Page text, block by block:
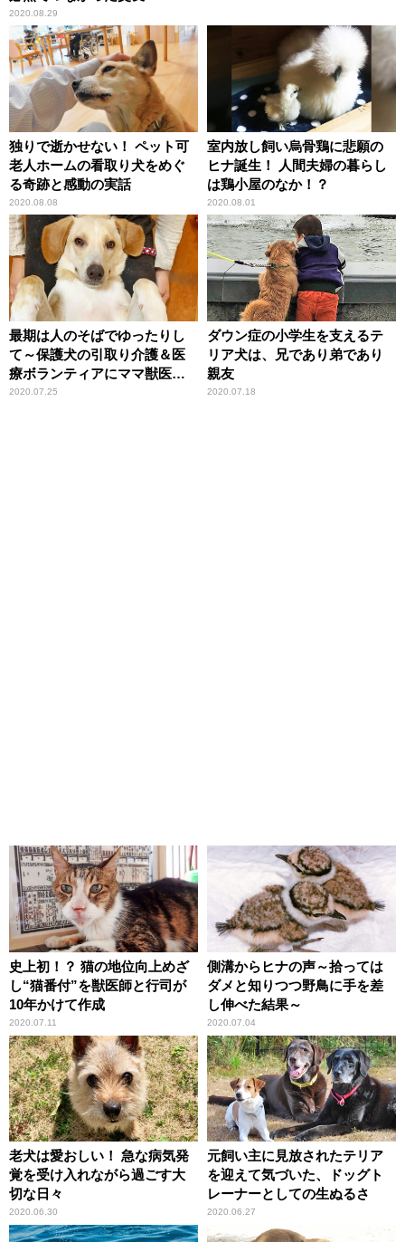
2020.08.29
独りで逝かせない！ ペット可
老人ホームの看取り犬をめぐ
る奇跡と感動の実話
2020.08.08
室内放し飼い烏骨鶏に悲願の
ヒナ誕生！ 人間夫婦の暮らし
は鶏小屋のなか！？
2020.08.01
最期は人のそばでゆったりし
て～保護犬の引取り介護＆医
療ボランティアにママ獣医師
が奮闘～
2020.07.25
ダウン症の小学生を支えるテ
リア犬は、兄であり弟であり
親友
2020.07.18
史上初！？ 猫の地位向上めざ
し“猫番付”を獣医師と行司が
10年かけて作成
2020.07.11
側溝からヒナの声～拾っては
ダメと知りつつ野鳥に手を差
し伸べた結果～
2020.07.04
老犬は愛おしい！ 急な病気発
覚を受け入れながら過ごす大
切な日々
2020.06.30
元飼い主に見放されたテリア
を迎えて気づいた、ドッグト
レーナーとしての生ぬるさ
2020.06.27